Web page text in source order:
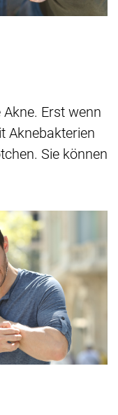
Erst wenn
Aknebakterien
Sie können